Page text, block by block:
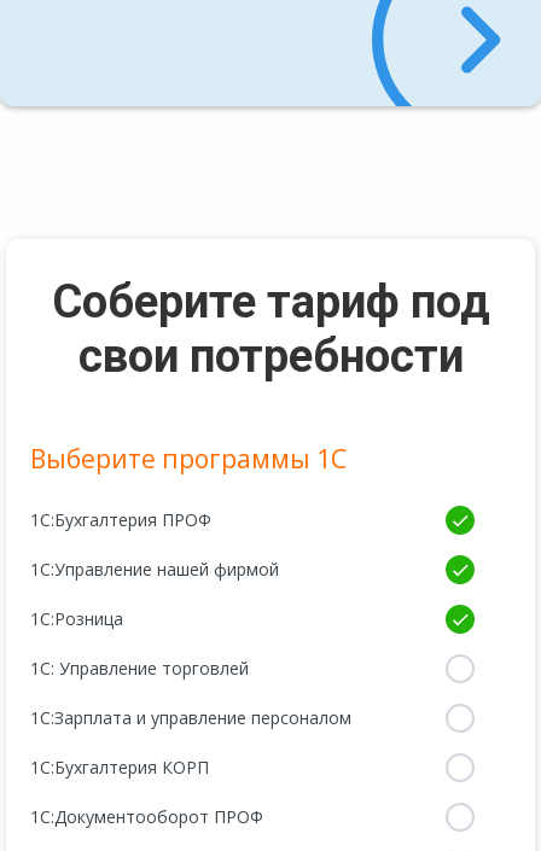
Соберите тариф под
свои потребности
Выберите программы 1С
1С:Бухгалтерия ПРОФ
1С:Управление нашей фирмой
1С:Розница
1С: Управление торговлей
1С:Зарплата и управление персоналом
1С:Бухгалтерия КОРП
1С:Документооборот ПРОФ